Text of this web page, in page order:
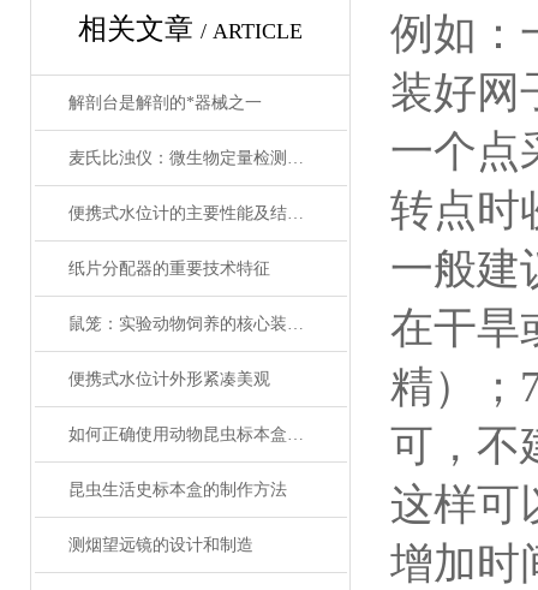
相关文章 / ARTICLE
解剖台是解剖的*器械之一
麦氏比浊仪：微生物定量检测的标准化光学工具
便携式水位计的主要性能及结构特点
纸片分配器的重要技术特征
鼠笼：实验动物饲养的核心装备与技术演进
便携式水位计外形紧凑美观
如何正确使用动物昆虫标本盒以延长标本的保存时间？
昆虫生活史标本盒的制作方法
测烟望远镜的设计和制造
例如：
装好网
一个点
转点时
一般建
在干旱
精）；
可，不
这样可
增加时